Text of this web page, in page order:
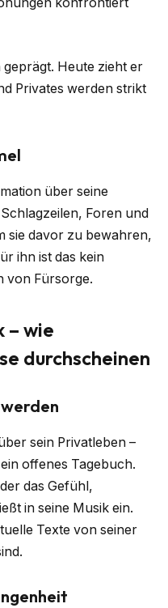
Heute zieht er
Privates werden strikt
über seine
Foren und
sie davor zu bewahren,
ihn ist das kein
von Fürsorge.
– wie
durchscheinen
sein Privatleben –
offenes Tagebuch.
das Gefühl,
in seine Musik ein.
Texte von seiner